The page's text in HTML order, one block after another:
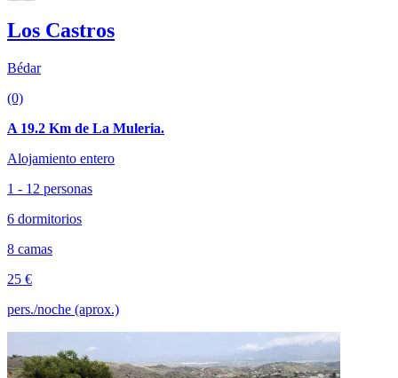
Los Castros
Bédar
(0)
A 19.2 Km de La Muleria.
Alojamiento entero
1 - 12 personas
6 dormitorios
8 camas
25 €
pers./noche (aprox.)